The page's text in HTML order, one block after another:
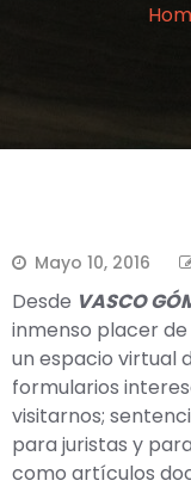
Mayo 10, 2016
Desde VASCO
inmenso placer
un espacio virtual
formularios
visitarnos;
para juristas y
como artículos